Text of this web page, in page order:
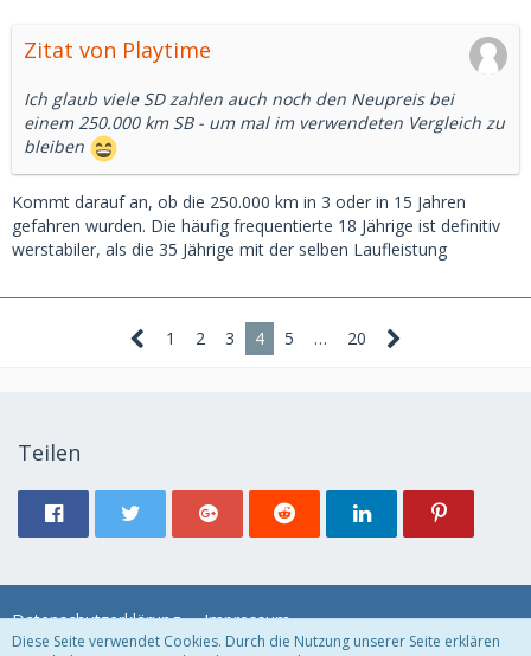
Zitat von Playtime
Ich glaub viele SD zahlen auch noch den Neupreis bei
einem 250.000 km SB - um mal im verwendeten Vergleich zu
bleiben
Kommt darauf an, ob die 250.000 km in 3 oder in 15 Jahren
gefahren wurden. Die häufig frequentierte 18 Jährige ist definitiv
werstabiler, als die 35 Jährige mit der selben Laufleistung
1 2 3 4 5 … 20
Teilen
Datenschutzerklärung Impressum
Diese Seite verwendet Cookies. Durch die Nutzung unserer Seite erklären